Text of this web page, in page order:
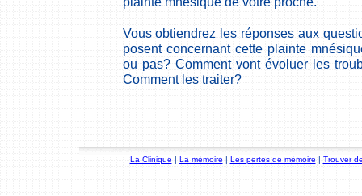
Vous obtiendrez les réponses aux
posent concernant cette plainte
ou pas? Comment vont évoluer les
Comment les traiter?
La Clinique | La mémoire| Les pertes de mémoire | Trouver